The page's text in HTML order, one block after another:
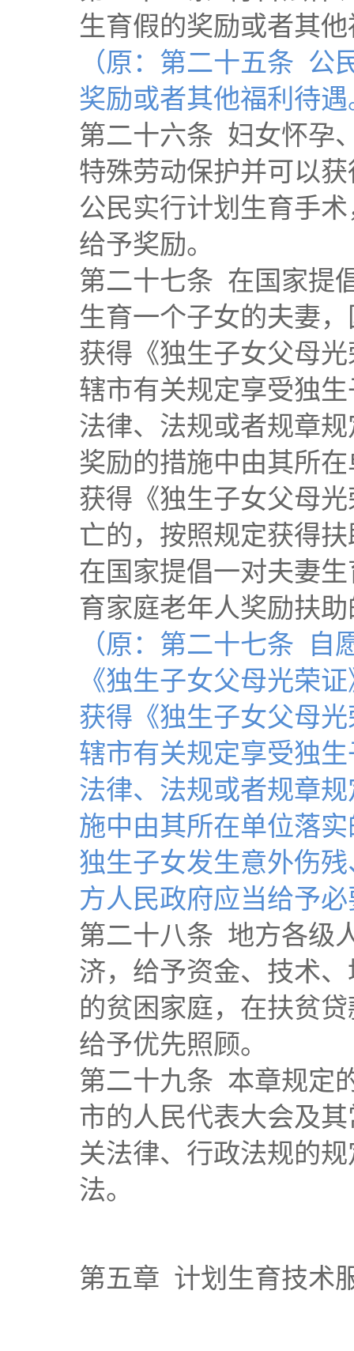
生育假的奖励或者其
（原：第二十五条 公
奖励或者其他福利待
第二十六条 妇女怀孕
特殊劳动保护并可以
公民实行计划生育手
给予奖励。
第二十七条 在国家提
生育一个子女的夫妻
获得《独生子女父母
辖市有关规定享受独
法律、法规或者规章
奖励的措施中由其所
获得《独生子女父母
亡的，按照规定获得
在国家提倡一对夫妻
育家庭老年人奖励扶
（原：第二十七条 自
《独生子女父母光荣
获得《独生子女父母
辖市有关规定享受独
法律、法规或者规章
施中由其所在单位落
独生子女发生意外伤
方人民政府应当给予
第二十八条 地方各级
济，给予资金、技术
的贫困家庭，在扶贫
给予优先照顾。
第二十九条 本章规定
市的人民代表大会及
关法律、行政法规的
法。
第五章 计划生育技术